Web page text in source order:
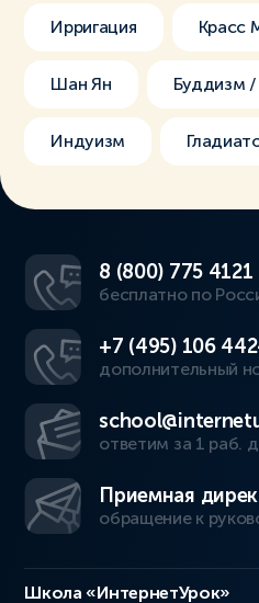
Ирригация Красс
Шан Ян Буддизм
Индуизм
8 (800) 775 4121
бесплатно по
+7 (495) 106
дополнительный
ответим за 1 раб.
Приемная
обращение к
Школа «ИнтернетУрок»